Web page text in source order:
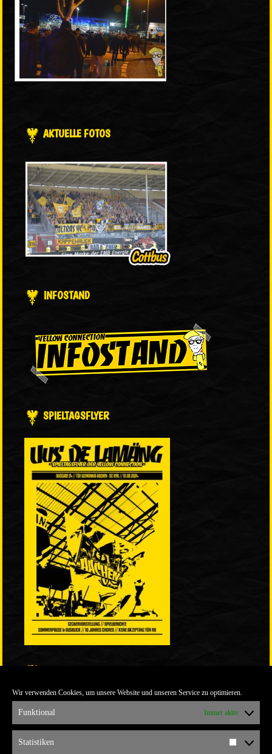
Wir verwenden Cookies, um unsere Website und unseren Service zu optimieren.
Funktional Immer aktiv
Statistiken
AKTUELLE FOTOS
INFOSTAND
SPIELTAGSFLYER
ULTRABLOG DER YELLOW CONNECTION
ALEMANNIA VERKAUFT MAN NICHT
ARCHIV